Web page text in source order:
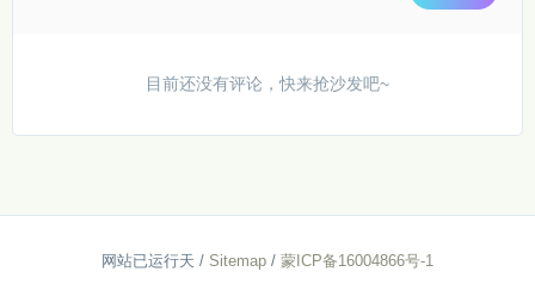
目前还没有评论，快来抢沙发吧~
网站已运行天 / Sitemap / 蒙ICP备16004866号-1